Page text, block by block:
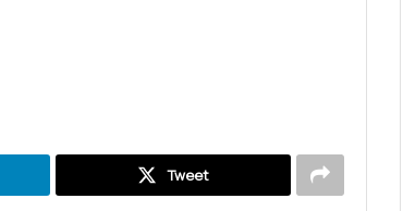
Tweet